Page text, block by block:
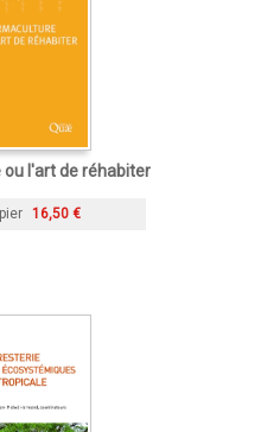
ou l'art de réhabiter
16,50 €